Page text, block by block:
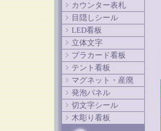
カウンター表札
目隠しシール
LED看板
立体文字
プラカード看板
テント看板
マグネット・産廃
発泡パネル
切文字シール
木彫り看板